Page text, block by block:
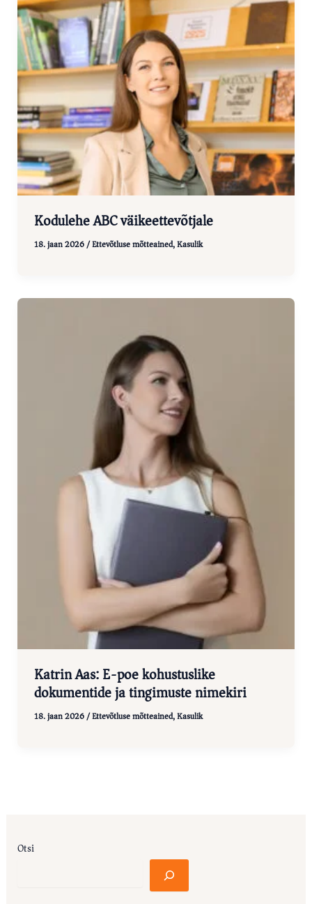
Kodulehe ABC väikeettevõtjale
18. jaan 2026/Ettevõtluse mõtteained,Kasulik
Katrin Aas: E-poe kohustuslike
dokumentide ja tingimuste nimekiri
18. jaan 2026/Ettevõtluse mõtteained,Kasulik
Otsi